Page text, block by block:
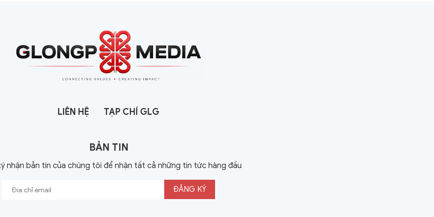
LIÊN HỆ TẠP CHÍ GLG
BẢN TIN
nhận bản tin của chúng tôi để nhận tất cả những tin tức hàng đầu